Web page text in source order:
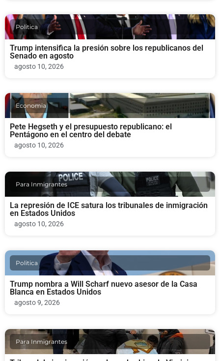
Politica
Trump intensifica la presión sobre los republicanos del
Senado en agosto
agosto 10, 2026
Economia
Pete Hegseth y el presupuesto republicano: el
Pentágono en el centro del debate
agosto 10, 2026
Para Inmigrantes
La represión de ICE satura los tribunales de inmigración
en Estados Unidos
agosto 10, 2026
Politica
Trump nombra a Will Scharf nuevo asesor de la Casa
Blanca en Estados Unidos
agosto 9, 2026
Para Inmigrantes